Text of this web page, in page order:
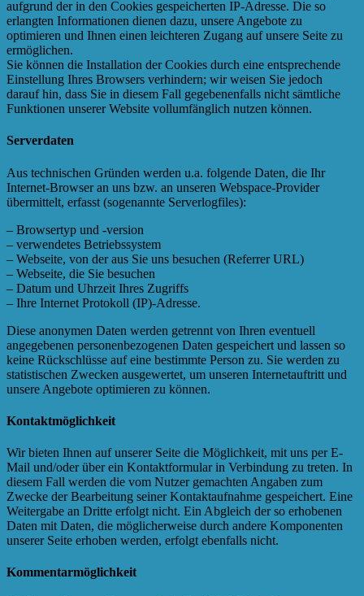
aufgrund der in den Cookies gespeicherten IP-Adresse. Die so
erlangten Informationen dienen dazu, unsere Angebote zu
optimieren und Ihnen einen leichteren Zugang auf unsere Seite zu
ermöglichen.
Sie können die Installation der Cookies durch eine entsprechende
Einstellung Ihres Browsers verhindern; wir weisen Sie jedoch
darauf hin, dass Sie in diesem Fall gegebenenfalls nicht sämtliche
Funktionen unserer Website vollumfänglich nutzen können.
Serverdaten
Aus technischen Gründen werden u.a. folgende Daten, die Ihr
Internet-Browser an uns bzw. an unseren Webspace-Provider
übermittelt, erfasst (sogenannte Serverlogfiles):
– Browsertyp und -version
– verwendetes Betriebssystem
– Webseite, von der aus Sie uns besuchen (Referrer URL)
– Webseite, die Sie besuchen
– Datum und Uhrzeit Ihres Zugriffs
– Ihre Internet Protokoll (IP)-Adresse.
Diese anonymen Daten werden getrennt von Ihren eventuell
angegebenen personenbezogenen Daten gespeichert und lassen so
keine Rückschlüsse auf eine bestimmte Person zu. Sie werden zu
statistischen Zwecken ausgewertet, um unseren Internetauftritt und
unsere Angebote optimieren zu können.
Kontaktmöglichkeit
Wir bieten Ihnen auf unserer Seite die Möglichkeit, mit uns per E-
Mail und/oder über ein Kontaktformular in Verbindung zu treten. In
diesem Fall werden die vom Nutzer gemachten Angaben zum
Zwecke der Bearbeitung seiner Kontaktaufnahme gespeichert. Eine
Weitergabe an Dritte erfolgt nicht. Ein Abgleich der so erhobenen
Daten mit Daten, die möglicherweise durch andere Komponenten
unserer Seite erhoben werden, erfolgt ebenfalls nicht.
Kommentarmöglichkeit